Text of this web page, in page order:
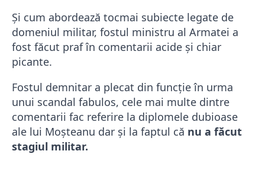
Și cum abordează tocmai subiecte legate de
domeniul militar, fostul ministru al Armatei a
fost făcut praf în comentarii acide și chiar
picante.
Fostul demnitar a plecat din funcție în urma
unui scandal fabulos, cele mai multe dintre
comentarii fac referire la diplomele dubioase
ale lui Moșteanu dar și la faptul că nu a făcut
stagiul militar.